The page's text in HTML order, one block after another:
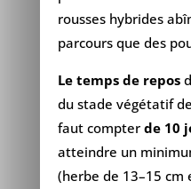
rousses hybrides
parcours que des
Le temps de repos
du stade végétatif
faut compter de 10
atteindre un
(herbe de 13–15 cm